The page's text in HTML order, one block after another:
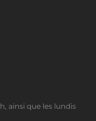
ainsi que les lundis